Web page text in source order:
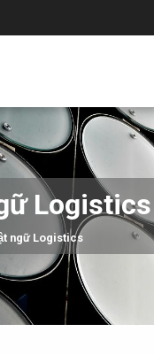
Logistics
ngữ Logistics